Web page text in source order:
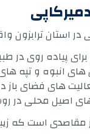
در استان
پیاده روی در
انبوه و تپه
های فضای باز
اصیل محلی در
مقاصدی است که